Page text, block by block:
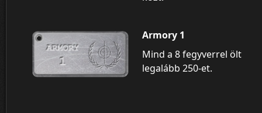
Armory 1
Mind a 8 fegyverrel ölt
legalább 250-et.